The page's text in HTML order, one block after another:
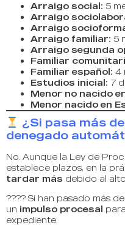
Arraigo social: 5
Arraigo
Arraigo
Arraigo familiar: 5
Arraigo segunda
Familiar
Familiar español: 4
Estudios inicial: 7
Menor no nacido
Menor nacido en
¿Si pasa más
denegado
No. Aunque la Ley de
establece plazos, en la
tardar más debido al
???? Si han pasado más
un impulso procesal
expediente.